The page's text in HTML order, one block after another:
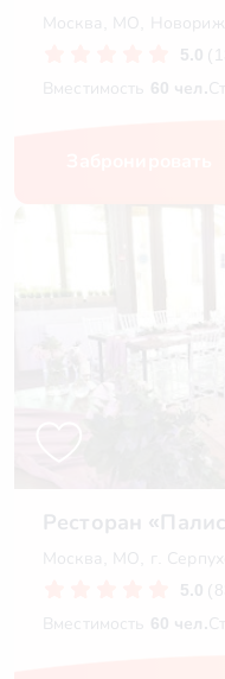
Москва, МО,
5.0
Вместимость 60 чел.
Ресторан
Москва, МО, г.
5.0
Вместимость 60 чел.